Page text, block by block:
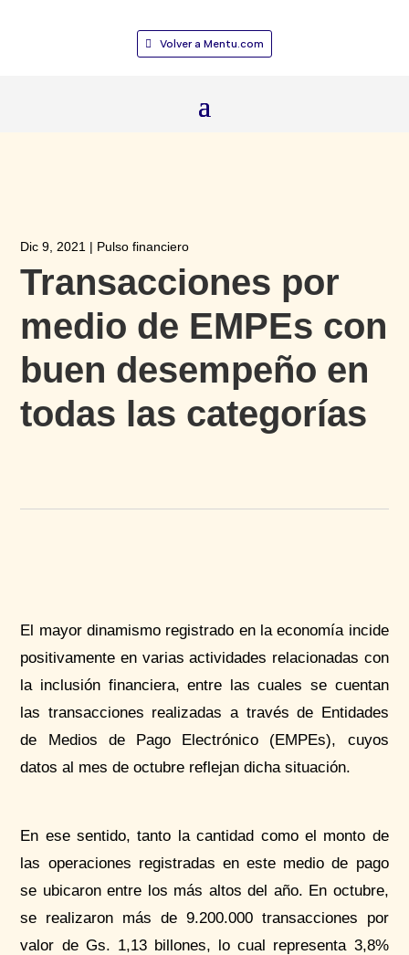
Volver a Mentu.com
Dic 9, 2021 | Pulso financiero
Transacciones por
medio de EMPEs con
buen desempeño en
todas las categorías
El mayor dinamismo registrado en la economía incide
positivamente en varias actividades relacionadas con
la inclusión financiera, entre las cuales se cuentan
las transacciones realizadas a través de Entidades
de Medios de Pago Electrónico (EMPEs), cuyos
datos al mes de octubre reflejan dicha situación.
En ese sentido, tanto la cantidad como el monto de
las operaciones registradas en este medio de pago
se ubicaron entre los más altos del año. En octubre,
se realizaron más de 9.200.000 transacciones por
valor de Gs. 1,13 billones, lo cual representa 3,8%